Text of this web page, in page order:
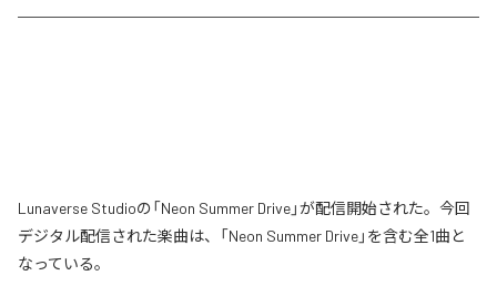
Lunaverse Studioの「Neon Summer Drive」が配信開始された。今回
デジタル配信された楽曲は、「Neon Summer Drive」を含む全1曲と
なっている。